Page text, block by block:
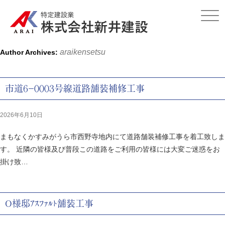
Click
Author Archives: araikensetsu
市道６－０００３号線道路舗装補修工事
2026年6月10日
まもなくかすみがうら市西野寺地内にて道路舗装補修工事を着工致しま
す。 近隣の皆様及び普段この道路をご利用の皆様には大変ご迷惑をお
掛け致…
O様邸ｱｽﾌｧﾙﾄ舗装工事